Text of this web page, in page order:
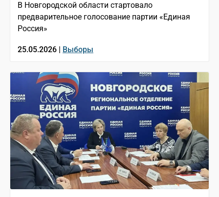
В Новгородской области стартовало
предварительное голосование партии «Единая
Россия»
25.05.2026 | Выборы